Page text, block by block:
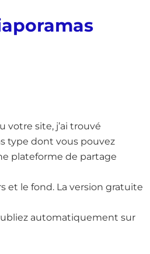
votre site, j’ai trouvé
type dont vous pouvez
plateforme de partage
et le fond. La version gratuite
automatiquement sur